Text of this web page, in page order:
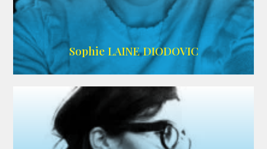
WIKIPEDIA
Sophie LAINE DIODOVIC